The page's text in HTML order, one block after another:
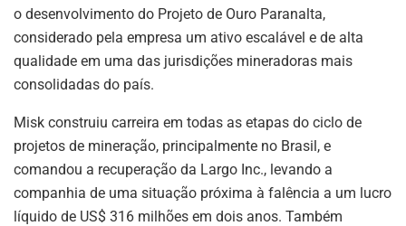
o desenvolvimento do Projeto de Ouro Paranalta,
considerado pela empresa um ativo escalável e de alta
qualidade em uma das jurisdições mineradoras mais
consolidadas do país.
Misk construiu carreira em todas as etapas do ciclo de
projetos de mineração, principalmente no Brasil, e
comandou a recuperação da Largo Inc., levando a
companhia de uma situação próxima à falência a um lucro
líquido de US$ 316 milhões em dois anos. Também